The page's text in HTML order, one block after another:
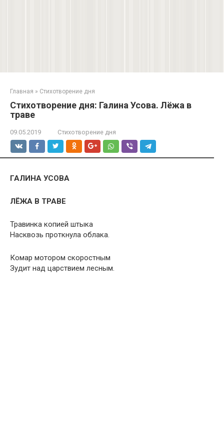
Главная » Стихотворение дня
Стихотворение дня: Галина Усова. Лёжа в
траве
09.05.2019 Стихотворение дня
ГАЛИНА УСОВА
ЛЁЖА В ТРАВЕ
Травинка копией штыка
Насквозь проткнула облака.
Комар мотором скоростным
Зудит над царствием лесным.